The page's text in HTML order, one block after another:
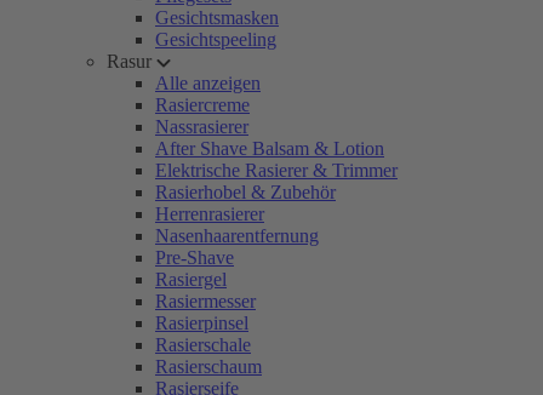
Gesichtsmasken
Gesichtspeeling
Rasur
Alle anzeigen
Rasiercreme
Nassrasierer
After Shave Balsam & Lotion
Elektrische Rasierer & Trimmer
Rasierhobel & Zubehör
Herrenrasierer
Nasenhaarentfernung
Pre-Shave
Rasiergel
Rasiermesser
Rasierpinsel
Rasierschale
Rasierschaum
Rasierseife